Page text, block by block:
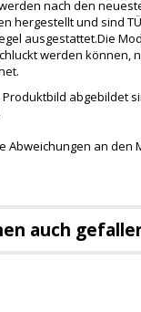
nach den
hergestellt und sind
ausgestattet.Die
werden können,
abgebildet
Abweichungen an den
auch